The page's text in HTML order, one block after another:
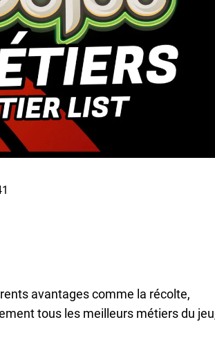
avantages comme la récolte,
tous les meilleurs métiers du